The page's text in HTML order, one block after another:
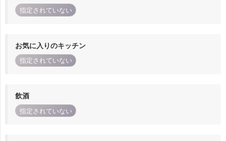
指定されていない
お気に入りのキッチン
指定されていない
飲酒
指定されていない